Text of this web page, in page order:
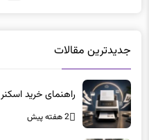
جدیدترین مقالات
راهنمای خرید اسکنر
2 هفته پیش